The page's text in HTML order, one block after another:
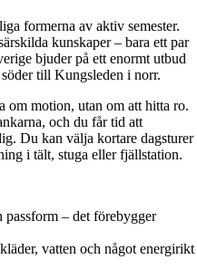
formerna av aktiv semester.
kunskaper – bara ett par
bjuder på ett enormt utbud
till Kungsleden i norr.
om motion, utan om att hitta ro.
och du får tid att
Du kan välja kortare dagsturer
i tält, stuga eller fjällstation.
– det förebygger
vatten och något energirikt